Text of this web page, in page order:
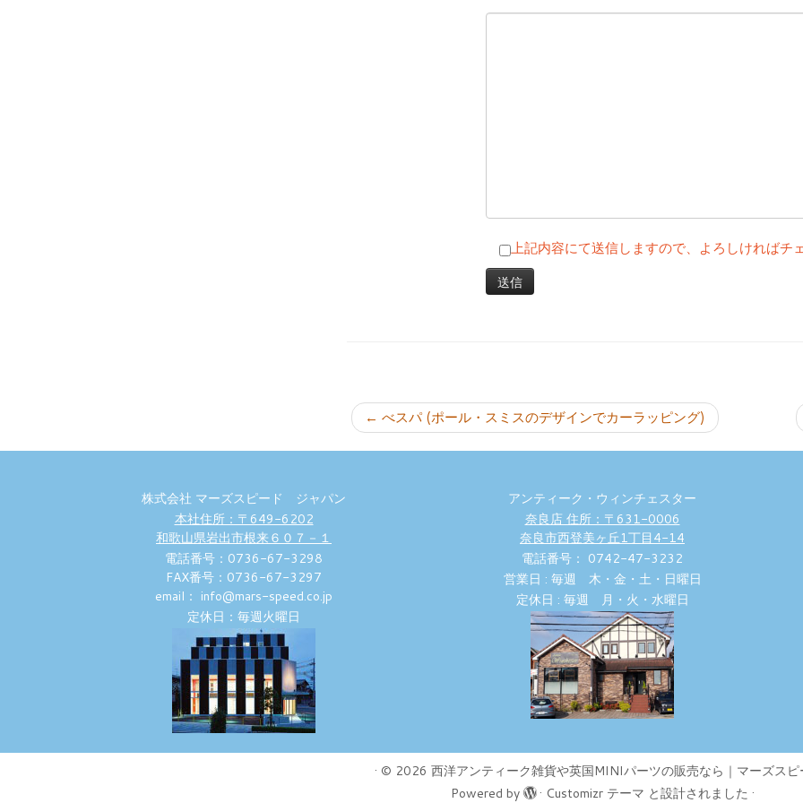
上記内容にて送信しますので、よろしければチ
← べスパ (ポール・スミスのデザインでカーラッピング)
株式会社 マーズスピード ジャパン
本社住所：〒649-6202
和歌山県岩出市根来６０７－１
電話番号：0736-67-3298
FAX番号：0736-67-3297
email： info@mars-speed.co.jp
定休日：毎週火曜日
アンティーク・ウィンチェスター
奈良店 住所：〒631-0006
奈良市西登美ヶ丘1丁目4-14
電話番号： 0742-47-3232
営業日 : 毎週 木・金・土・日曜日
定休日 : 毎週 月・火・水曜日
· © 2026 西洋アンティーク雑貨や英国MINIパーツの販売なら｜マーズスピ
Powered by
· Customizr テーマ と設計されました ·